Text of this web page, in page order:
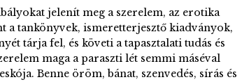
jelenít meg a szerelem, az erotika
tankönyvek, ismeretterjesztő kiadványok,
tárja fel, és követi a tapasztalati tudás és
maga a paraszti lét semmi máséval
Benne öröm, bánat, szenvedés, sírás és